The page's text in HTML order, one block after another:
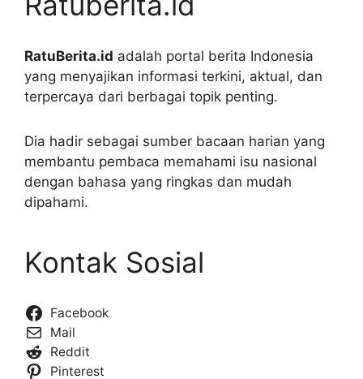
RatuBerita.id adalah portal berita Indonesia
yang menyajikan informasi terkini, aktual, dan
terpercaya dari berbagai topik penting.
Dia hadir sebagai sumber bacaan harian yang
membantu pembaca memahami isu nasional
dengan bahasa yang ringkas dan mudah
dipahami.
Kontak Sosial
Facebook
Mail
Reddit
Pinterest